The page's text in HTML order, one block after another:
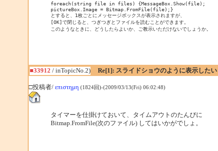
foreach(string file in files) {MessageBox.Show(file);
pictureBox.Image = Bitmap.FromFile(file);}
とすると、1枚ごとにメッセージボックスが表示されますが、
[OK]で閉じると、つぎつぎとファイルを読むことができます。
このようなときに、どうしたらよいか、ご教示いただけないでしょうか。
■33912 / inTopicNo.2) Re[1]: スライドショウのように表示したい
□投稿者/ επιστημη (1824回)-(2009/03/13(Fri) 06:02:48)
タイマーを仕掛けておいて、タイムアウトのたんびに
Bitmap.FromFile(次のファイル) してはいかがでしょ。